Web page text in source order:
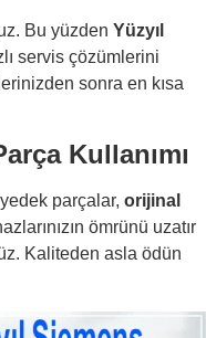
Bu yüzden Yüzyıl
servis çözümlerini
sonra en kısa
Kullanımı
parçalar, orijinal
ömrünü uzatır
Kaliteden asla ödün